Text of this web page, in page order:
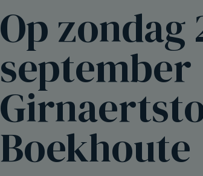
Op zondag
september
Boekhoute